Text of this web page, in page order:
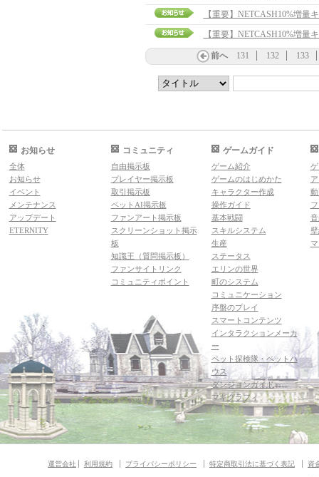
【重要】NETCASH10%増
【重要】NETCASH10%増量
前へ 131 132 133
お知らせ
全体
お知らせ
イベント
メンテナンス
アップデート
ETERNITY
コミュニティ
自由掲示板
プレイヤー掲示板
取引掲示板
ペットAI掲示板
ファンアート掲示板
スクリーンショット掲示
板
知識王（質問掲示板）
ファンサイトリンク
コミュニティポイント
ゲームガイド
ゲーム紹介
ゲームのはじめかた
キャラクター作成
操作ガイド
基本戦闘
スキルシステム
生産
ステータス
エリンの世界
町のシステム
コミュニケーション
序盤のプレイ
スマートコンテンツ
インタラクションメーカ
ー
ペット探検隊・ペットハ
ウス
ダンジョンガイド
マギグラフィ
運営会社 利用規約 プライバシーポリシー 特定商取引法に基づく表記 資